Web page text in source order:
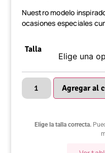
Nuestro modelo
ocasiones especiales
Talla
Agregar al
Elige la talla correcta.